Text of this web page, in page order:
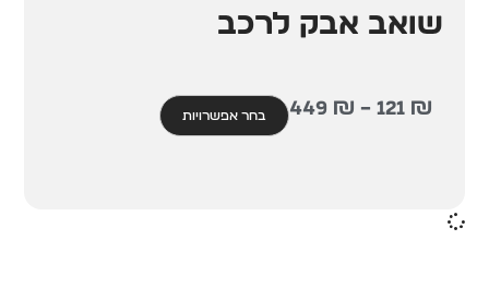
שואב אבק לרכב
121 ₪
–
449 ₪ בחר אפשרויות